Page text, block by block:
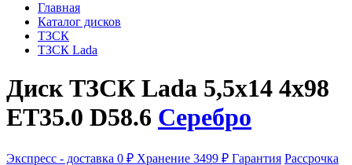
Главная
Каталог дисков
ТЗСК
ТЗСК Lada
Диск ТЗСК Lada 5,5x14 4x98
ET35.0 D58.6 Серебро
Экспресс - доставка 0 ₽ Хранение 3499 ₽ Гарантия Рассрочка